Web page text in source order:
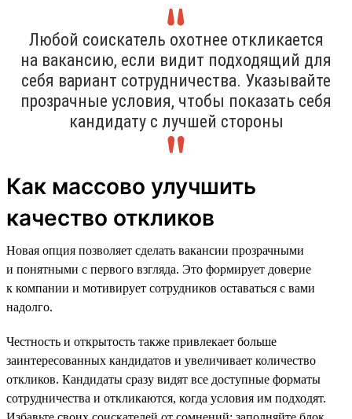
Любой соискатель охотнее откликается
на вакансию, если видит подходящий для
себя вариант сотрудничества. Указывайте
прозрачные условия, чтобы показать себя
кандидату с лучшей стороны
Как массово улучшить
качество откликов
Новая опция позволяет сделать вакансии прозрачными
и понятными с первого взгляда. Это формирует доверие
к компании и мотивирует сотрудников оставаться с вами
надолго.
Честность и открытость также привлекает больше
заинтересованных кандидатов и увеличивает количество
откликов. Кандидаты сразу видят все доступные форматы
сотрудничества и откликаются, когда условия им подходят.